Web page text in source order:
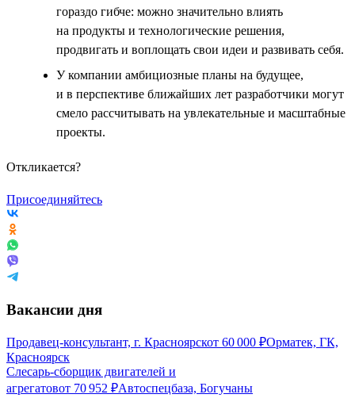
гораздо гибче: можно значительно влиять
на продукты и технологические решения,
продвигать и воплощать свои идеи и развивать себя.
У компании амбициозные планы на будущее,
и в перспективе ближайших лет разработчики могут
смело рассчитывать на увлекательные и масштабные
проекты.
Откликается?
Присоединяйтесь
Вакансии дня
Продавец-консультант, г. Красноярскот 60 000 ₽Орматек, ГК,
Красноярск
Слесарь-сборщик двигателей и
агрегатовот 70 952 ₽Автоспецбаза, Богучаны